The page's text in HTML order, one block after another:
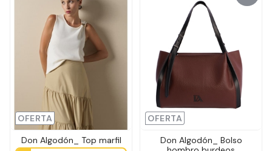
OFERTA
Don Algodón_ Top marfil
OFERTA
Don Algodón_ Bolso